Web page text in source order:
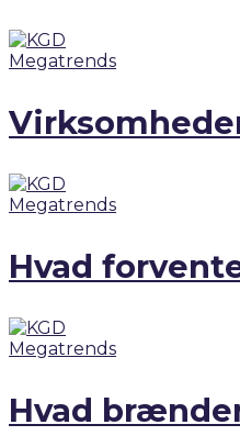
Megatrends
Megatrends
Hvad
Megatrends
Hvad